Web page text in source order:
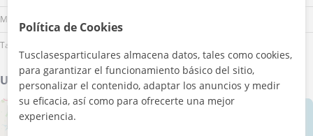
Mediodía
Tarde
Ubicación de mis clases
+ −
Política de Cookies
Tusclasesparticulares almacena datos, tales como cookies,
para garantizar el funcionamiento básico del sitio,
personalizar el contenido, adaptar los anuncios y medir
su eficacia, así como para ofrecerte una mejor
experiencia.